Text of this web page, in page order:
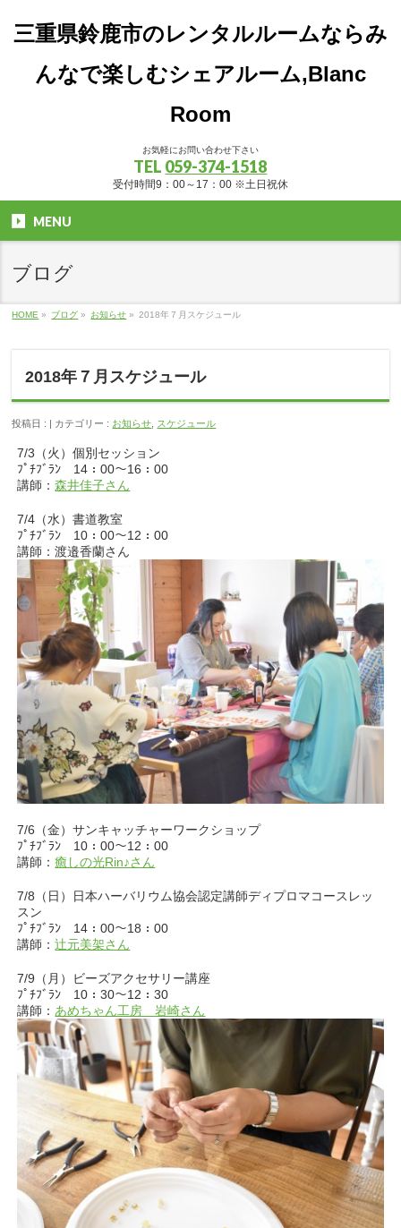
三重県鈴鹿市のレンタルルームならみ
んなで楽しむシェアルーム,Blanc
Room
お気軽にお問い合わせ下さい
TEL 059-374-1518
受付時間9：00～17：00 ※土日祝休
MENU
ブログ
HOME » ブログ » お知らせ » 2018年７月スケジュール
2018年７月スケジュール
投稿日 : | カテゴリー : お知らせ スケジュール
7/3（火）個別セッション
ﾌﾟﾁﾌﾞﾗﾝ 14：00～16：00
講師：森井佳子さん
7/4（水）書道教室
ﾌﾟﾁﾌﾞﾗﾝ 10：00～12：00
講師：渡邉香蘭さん
7/6（金）サンキャッチャーワークショップ
ﾌﾟﾁﾌﾞﾗﾝ 10：00～12：00
講師：癒しの光Rin♪さん
7/8（日）日本ハーバリウム協会認定講師ディプロマコースレッ
スン
ﾌﾟﾁﾌﾞﾗﾝ 14：00～18：00
講師：辻元美架さん
7/9（月）ビーズアクセサリー講座
ﾌﾟﾁﾌﾞﾗﾝ 10：30～12：30
講師： あめちゃん工房 岩崎さん